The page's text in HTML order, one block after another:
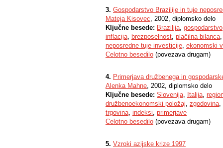
3. Gospodarstvo Brazilije in tuje
Mateja Kisovec, 2002, diplomsko delo
Ključne besede: Brazilija, gospodarstvo
inflacija, brezposelnost, plačilna bilanca
neposredne tuje investicije, ekonomski
Celotno besedilo (povezava drugam)
4. Primerjava družbenega in
Alenka Mahne, 2002, diplomsko delo
Ključne besede: Slovenija, Italija,
družbenoekonomski položaj, zgodovina,
trgovina, indeksi, primerjave
Celotno besedilo (povezava drugam)
5. Vzroki azijske krize 1997